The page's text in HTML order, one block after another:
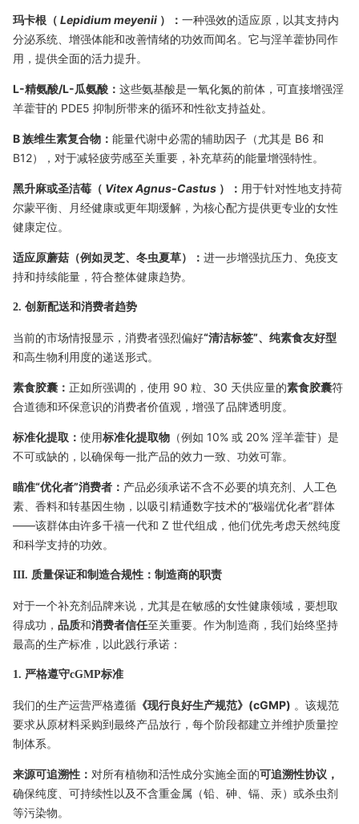
玛卡根（ Lepidium meyenii ）： 一种强效的适应原，以其支持内
分泌系统、增强体能和改善情绪的功效而闻名。它与淫羊藿协同作
用，提供全面的活力提升。
L-精氨酸/L-瓜氨酸： 这些氨基酸是一氧化氮的前体，可直接增强淫
羊藿苷的 PDE5 抑制所带来的循环和性欲支持益处。
B 族维生素复合物： 能量代谢中必需的辅助因子（尤其是 B6 和
B12），对于减轻疲劳感至关重要，补充草药的能量增强特性。
黑升麻或圣洁莓（ Vitex Agnus-Castus ）： 用于针对性地支持荷
尔蒙平衡、月经健康或更年期缓解，为核心配方提供更专业的女性
健康定位。
适应原蘑菇（例如灵芝、冬虫夏草）： 进一步增强抗压力、免疫支
持和持续能量，符合整体健康趋势。
2. 创新配送和消费者趋势
当前的市场情报显示，消费者强烈偏好“清洁标签”、纯素食友好型
和高生物利用度的递送形式。
素食胶囊： 正如所强调的，使用 90 粒、30 天供应量的素食胶囊符
合道德和环保意识的消费者价值观，增强了品牌透明度。
标准化提取： 使用标准化提取物 （例如 10% 或 20% 淫羊藿苷）是
不可或缺的，以确保每一批产品的效力一致、功效可靠。
瞄准“优化者”消费者： 产品必须承诺不含不必要的填充剂、人工色
素、香料和转基因生物，以吸引精通数字技术的“极端优化者”群体
——该群体由许多千禧一代和 Z 世代组成，他们优先考虑天然纯度
和科学支持的功效。
III. 质量保证和制造合规性：制造商的职责
对于一个补充剂品牌来说，尤其是在敏感的女性健康领域，要想取
得成功， 品质和消费者信任至关重要。作为制造商，我们始终坚持
最高的生产标准，以此践行承诺：
1. 严格遵守cGMP标准
我们的生产运营严格遵循 《现行良好生产规范》(cGMP) 。该规范
要求从原材料采购到最终产品放行，每个阶段都建立并维护质量控
制体系。
来源可追溯性： 对所有植物和活性成分实施全面的可追溯性协议，
确保纯度、可持续性以及不含重金属（铅、砷、镉、汞）或杀虫剂
等污染物。